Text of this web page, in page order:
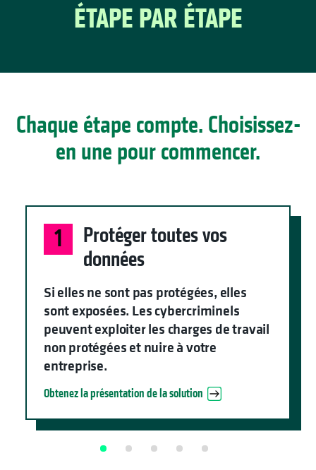
ÉTAPE PAR ÉTAPE
Chaque étape compte. Choisissez-
en une pour commencer.
1
Protéger toutes vos
données
Si elles ne sont pas protégées, elles
sont exposées. Les cybercriminels
peuvent exploiter les charges de travail
non protégées et nuire à votre
entreprise.
Obtenez la présentation de la solution